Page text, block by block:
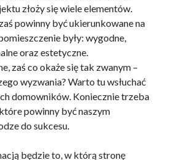
złoży się wiele elementów.
powinny być ukierunkowane na
były: wygodne,
oraz estetyczne.
zaś co okaże się tak zwanym –
wyzwania? Warto tu wsłuchać
domowników. Koniecznie trzeba
powinny być naszym
do sukcesu.
będzie to, w którą stronę